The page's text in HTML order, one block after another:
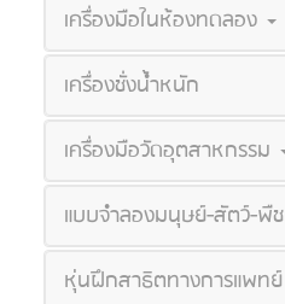
เครื่องมือในห้องทดลอง
เครื่องชั่งน้ำหนัก
เครื่องมือวัดอุตสาหกรรม
แบบจำลองมนุษย์-สัตว์-พืช
หุ่นฝึกสาธิตทางการแพทย์